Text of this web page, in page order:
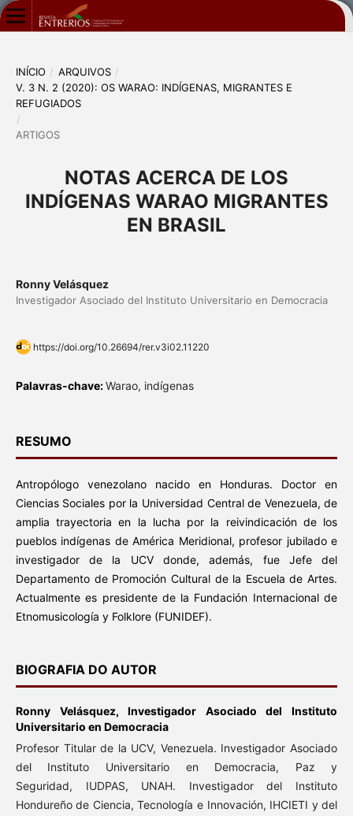
INÍCIO / ARQUIVOS /
V. 3 N. 2 (2020): OS WARAO: INDÍGENAS, MIGRANTES E
REFUGIADOS
/
ARTIGOS
NOTAS ACERCA DE LOS
INDÍGENAS WARAO MIGRANTES
EN BRASIL
Ronny Velásquez
Investigador Asociado del Instituto Universitario en Democracia
https://doi.org/10.26694/rer.v3i02.11220
Palavras-chave:Warao, indígenas
RESUMO
Antropólogo venezolano nacido en Honduras. Doctor en
Ciencias Sociales por la Universidad Central de Venezuela, de
amplia trayectoria en la lucha por la reivindicación de los
pueblos indígenas de América Meridional, profesor jubilado e
investigador de la UCV donde, además, fue Jefe del
Departamento de Promoción Cultural de la Escuela de Artes.
Actualmente es presidente de la Fundación Internacional de
Etnomusicología y Folklore (FUNIDEF).
BIOGRAFIA DO AUTOR
Ronny Velásquez,Investigador Asociado del Instituto
Universitario en Democracia
Profesor Titular de la UCV, Venezuela. Investigador Asociado
del Instituto Universitario en Democracia, Paz y
Seguridad, IUDPAS, UNAH. Investigador del Instituto
Hondureño de Ciencia, Tecnología e Innovación, IHCIETI y del